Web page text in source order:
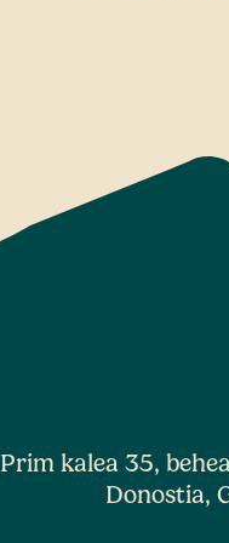
Prim kalea 35,
Donostia,